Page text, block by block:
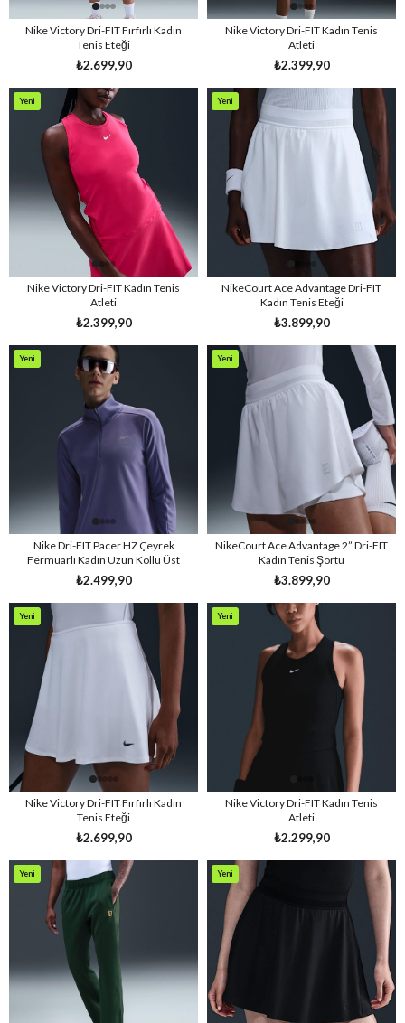
Nike Victory Dri-FIT Fırfırlı Kadın
Tenis Eteği
₺2.699,90
Nike Victory Dri-FIT Kadın Tenis
Atleti
₺2.399,90
Nike Victory Dri-FIT Kadın Tenis
Atleti
₺2.399,90
Yeni
NikeCourt Ace Advantage Dri-FIT
Kadın Tenis Eteği
₺3.899,90
Yeni
Ürün
Nike Dri-FIT Pacer HZ Çeyrek
Fermuarlı Kadın Uzun Kollu Üst
₺2.499,90
Yeni
NikeCourt Ace Advantage 2” Dri-FIT
Kadın Tenis Şortu
₺3.899,90
Yeni
Nike Victory Dri-FIT Fırfırlı Kadın
Tenis Eteği
₺2.699,90
Yeni
Nike Victory Dri-FIT Kadın Tenis
Atleti
₺2.299,90
Yeni
Yeni
Yeni
Ürün